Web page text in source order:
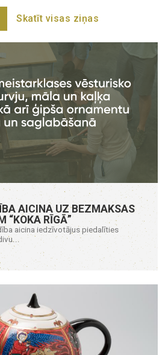
Skatīt visas ziņas
AICINA UZ BEZMAKSAS
“KOKA RĪGĀ”
aicina iedzīvotājus piedalīties